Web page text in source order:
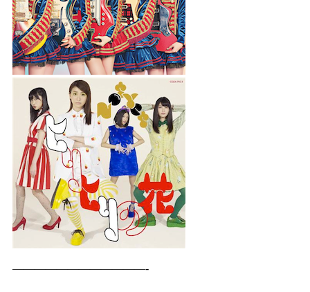
————————————-